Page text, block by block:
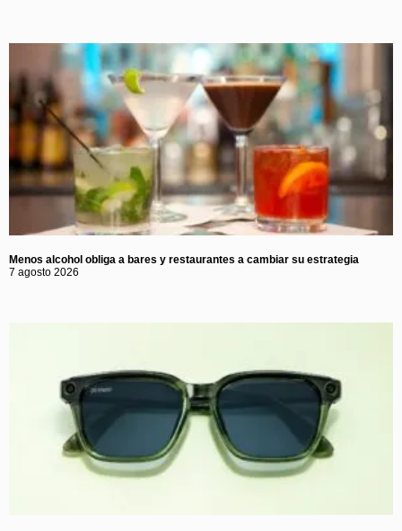
Menos alcohol obliga a bares y restaurantes a cambiar su estrategia
7 agosto 2026